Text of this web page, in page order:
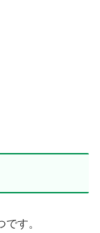
す。